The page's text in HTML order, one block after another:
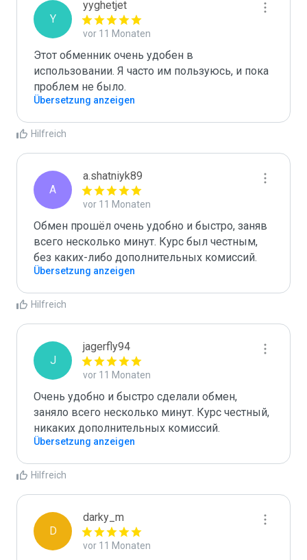
Y
yyghetjet
vor 11 Monaten
Этот обменник очень удобен в
использовании. Я часто им пользуюсь, и пока
проблем не было.
Übersetzung anzeigen
Hilfreich
A
a.shatniyk89
vor 11 Monaten
Обмен прошёл очень удобно и быстро, заняв
всего несколько минут. Курс был честным,
без каких-либо дополнительных комиссий.
Übersetzung anzeigen
Hilfreich
J
jagerfly94
vor 11 Monaten
Очень удобно и быстро сделали обмен,
заняло всего несколько минут. Курс честный,
никаких дополнительных комиссий.
Übersetzung anzeigen
Hilfreich
D
darky_m
vor 11 Monaten